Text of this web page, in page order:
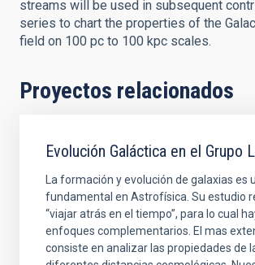
streams will be used in subsequent
series to chart the properties of the
field on 100 pc to 100 kpc scales.
Proyectos relacionados
Evolución Galáctica en el Grupo
La formación y evolución de galaxias es
fundamental en Astrofísica. Su estudio
“viajar atrás en el tiempo”, para lo cual
enfoques complementarios. El mas
consiste en analizar las propiedades de